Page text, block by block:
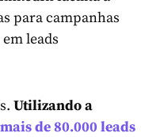
para campanhas
leads
Utilizando a
mais de 80.000 leads